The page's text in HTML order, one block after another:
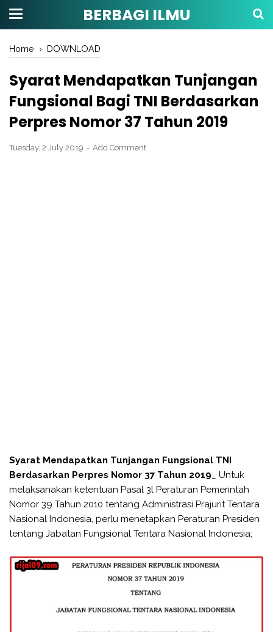
BERBAGI ILMU
Home › DOWNLOAD
Syarat Mendapatkan Tunjangan
Fungsional Bagi TNI Berdasarkan
Perpres Nomor 37 Tahun 2019
Tuesday, 2 July 2019 Add Comment
Syarat Mendapatkan Tunjangan Fungsional TNI
Berdasarkan Perpres Nomor 37 Tahun 2019 _ Untuk
melaksanakan ketentuan Pasal 3l Peraturan Pemerintah
Nomor 39 Tahun 2010 tentang Administrasi Prajurit Tentara
Nasional Indonesia, perlu menetapkan Peraturan Presiden
tentang Jabatan Fungsional Tentara Nasional Indonesia;